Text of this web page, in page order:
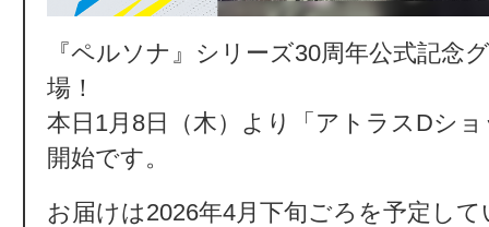
『ペルソナ』シリーズ30周年公式記念
場！
本日1月8日（木）より「アトラスDシ
開始です。
お届けは2026年4月下旬ごろを予定し